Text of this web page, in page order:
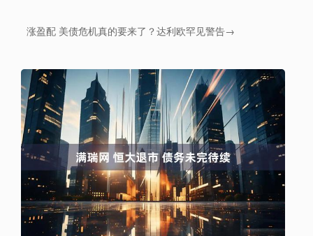
涨盈配 美债危机真的要来了？达利欧罕见警告→